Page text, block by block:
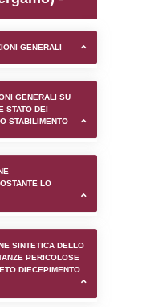
`userlevelid`,
WHERE `userlevelid`
Brenntag
Filago
- INFORMAZIONI